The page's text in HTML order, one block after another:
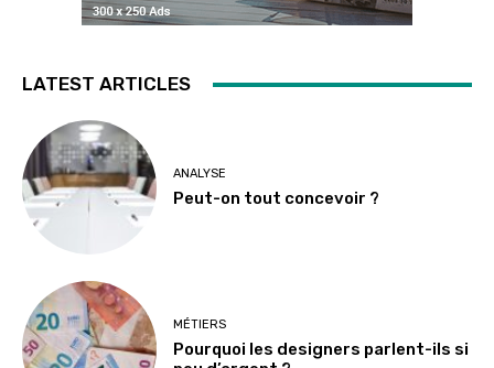
LATEST ARTICLES
ANALYSE
Peut-on tout concevoir ?
MÉTIERS
Pourquoi les designers parlent-ils si